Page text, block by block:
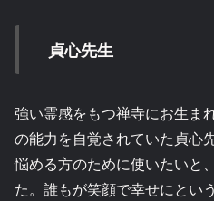
貞心先生
強い霊感をもつ禅寺にお生ま
の能力を自覚されていた貞心
悩める方のために使いたいと
た。誰もが笑顔で幸せにとい